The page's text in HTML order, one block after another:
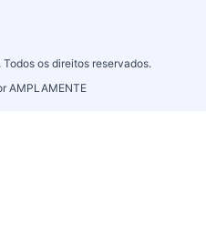
. Todos os direitos reservados.
AMPLAMENTE